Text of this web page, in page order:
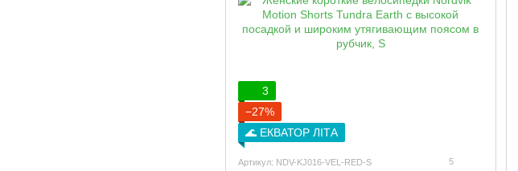
3
−27%
🌊 ЕКВАТОР ЛІТА
Артикул: NDV-KJ016-VEL-RED-S 5